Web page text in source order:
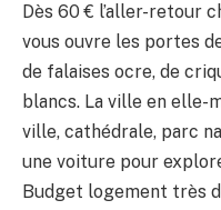
Dès 60 € l’aller-retour
vous ouvre les portes
de falaises ocre, de
blancs. La ville en elle-
ville, cathédrale, parc
une voiture pour
Budget logement très